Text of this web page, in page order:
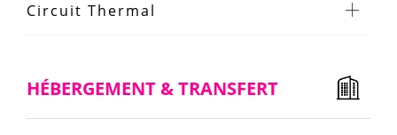
Circuit Thermal
HÉBERGEMENT & TRANSFERT